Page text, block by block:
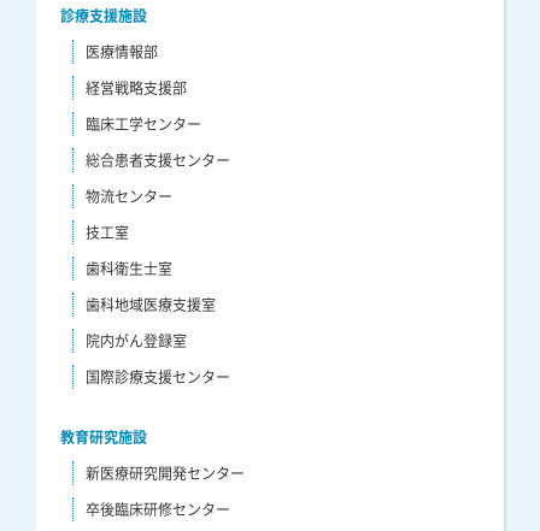
診療支援施設
医療情報部
経営戦略支援部
臨床工学センター
総合患者支援センター
物流センター
技工室
歯科衛生士室
歯科地域医療支援室
院内がん登録室
国際診療支援センター
教育研究施設
新医療研究開発センター
卒後臨床研修センター